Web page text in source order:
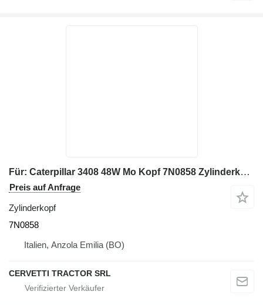
Für: Caterpillar 3408 48W Mo Kopf 7N0858 Zylinderkopf für Bagger
Preis auf Anfrage
Zylinderkopf
7N0858
Italien, Anzola Emilia (BO)
CERVETTI TRACTOR SRL